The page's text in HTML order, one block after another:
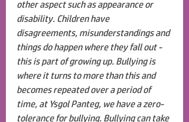
other aspect such as appearance or
disability. Children have
disagreements, misunderstandings and
things do happen where they fall out -
this is part of growing up. Bullying is
where it turns to more than this and
becomes repeated over a period of
time, at Ysgol Panteg, we have a zero-
tolerance for bullying. Bullying can take